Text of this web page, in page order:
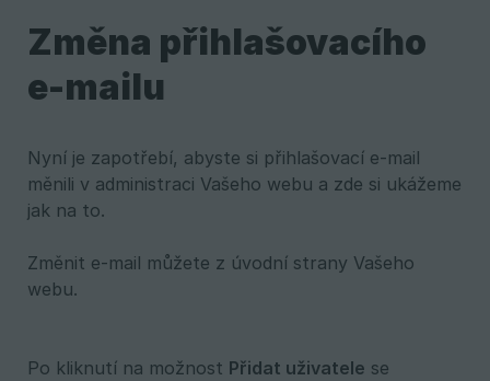
Změna přihlašovacího
e-mailu
Nyní je zapotřebí, abyste si přihlašovací e-mail
měnili v administraci Vašeho webu a zde si ukážeme
jak na to.
Změnit e-mail můžete z úvodní strany Vašeho
webu.
Po kliknutí na možnost Přidat uživatele se